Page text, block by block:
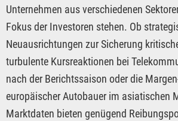
Unternehmen aus verschiedenen
Fokus der Investoren stehen. Ob
Neuausrichtungen zur Sicherung
turbulente Kursreaktionen bei
nach der Berichtssaison oder die
europäischer Autobauer im asiatischen
Marktdaten bieten genügend